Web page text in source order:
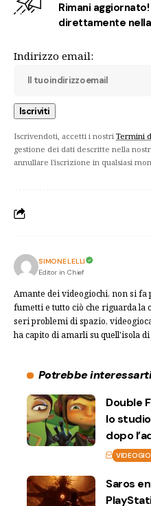
Rimani
direttamente
Indirizzo email:
Iscrivendoti, accetti i nostri Termini
gestione dei dati descritte nella
annullare l'iscrizione in qualsiasi
SIMONE LELLI
Editor in Chief
Amante dei videogiochi, non si
fumetti e tutto ciò che riguarda la
seri problemi di spazio,
ha capito di amarli su quell'isola di
Potrebbe
Double
lo
dopo
Saros